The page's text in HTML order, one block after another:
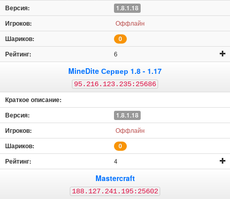
1.8.1.18
Оффлайн
0
6
MineDite Сервер 1.8 - 1.17
95.216.123.235:25686
1.8.1.18
Оффлайн
0
4
Mastercraft
188.127.241.195:25602